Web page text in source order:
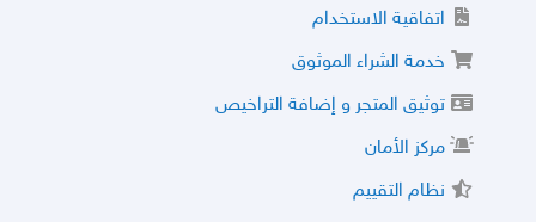
اتفاقية الاستخدام
خدمة الشراء الموثوق
توثيق المتجر و إضافة التراخيص
مركز الأمان
نظام التقييم